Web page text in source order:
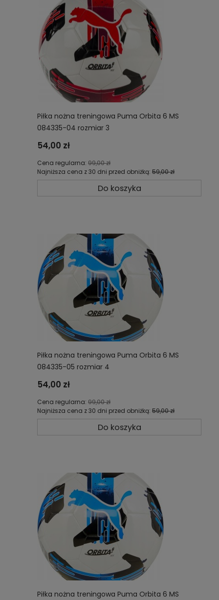
Piłka nożna treningowa Puma Orbita 6 MS
084335-04 rozmiar 3
54,00 zł
Cena regularna: 99,00 zł
Najniższa cena z 30 dni przed obniżką: 59,00 zł
Do koszyka
Piłka nożna treningowa Puma Orbita 6 MS
084335-05 rozmiar 4
54,00 zł
Cena regularna: 99,00 zł
Najniższa cena z 30 dni przed obniżką: 59,00 zł
Do koszyka
Piłka nożna treningowa Puma Orbita 6 MS